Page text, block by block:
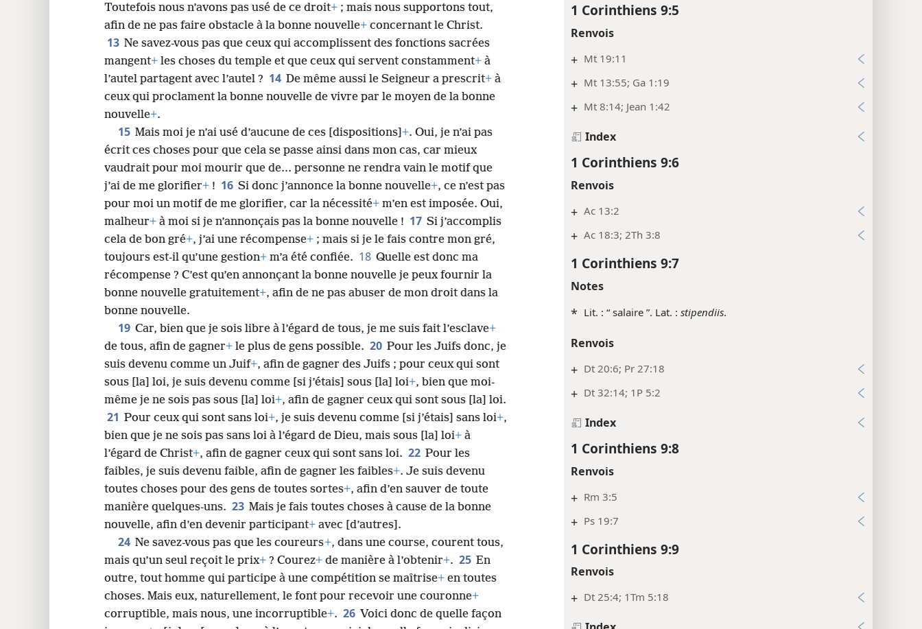
1 Corinthiens 9:5
Renvois
+ Mt 19:11
+ Mt 13:55; Ga 1:19
+ Mt 8:14; Jean 1:42
Index
1 Corinthiens 9:6
Renvois
+ Ac 13:2
+ Ac 18:3; 2Th 3:8
1 Corinthiens 9:7
Notes
* Lit. : “ salaire ”. Lat. :stipendiis.
Renvois
+ Dt 20:6; Pr 27:18
+ Dt 32:14; 1P 5:2
Index
1 Corinthiens 9:8
Renvois
+ Rm 3:5
+ Ps 19:7
1 Corinthiens 9:9
Renvois
+ Dt 25:4; 1Tm 5:18
Toutefois nous n’avons pas usé de ce droit+ ; mais nous supportons tout,
afin de ne pas faire obstacle à la bonne nouvelle+ concernant le Christ.
13 Ne savez-​vous pas que ceux qui accomplissent des fonctions sacrées
mangent+ les choses du temple et que ceux qui servent constamment+ à
l’autel partagent avec l’autel ? 14 De même aussi le Seigneur a prescrit+ à
ceux qui proclament la bonne nouvelle de vivre par le moyen de la bonne
nouvelle+.
15 Mais moi je n’ai usé d’aucune de ces [dispositions]+. Oui, je n’ai pas
écrit ces choses pour que cela se passe ainsi dans mon cas, car mieux
vaudrait pour moi mourir que de... personne ne rendra vain le motif que
j’ai de me glorifier+ ! 16 Si donc j’annonce la bonne nouvelle+, ce n’est pas
pour moi un motif de me glorifier, car la nécessité+ m’en est imposée. Oui,
malheur+ à moi si je n’annonçais pas la bonne nouvelle ! 17 Si j’accomplis
cela de bon gré+, j’ai une récompense+ ; mais si je le fais contre mon gré,
toujours est-​il qu’une gestion+ m’a été confiée. 18 Quelle est donc ma
récompense ? C’est qu’en annonçant la bonne nouvelle je peux fournir la
bonne nouvelle gratuitement+, afin de ne pas abuser de mon droit dans la
bonne nouvelle.
19 Car, bien que je sois libre à l’égard de tous, je me suis fait l’esclave+
de tous, afin de gagner+ le plus de gens possible. 20 Pour les Juifs donc, je
suis devenu comme un Juif+, afin de gagner des Juifs ; pour ceux qui sont
sous [la] loi, je suis devenu comme [si j’étais] sous [la] loi+, bien que moi-​
même je ne sois pas sous [la] loi+, afin de gagner ceux qui sont sous [la] loi.
21 Pour ceux qui sont sans loi+, je suis devenu comme [si j’étais] sans loi+,
bien que je ne sois pas sans loi à l’égard de Dieu, mais sous [la] loi+ à
l’égard de Christ+, afin de gagner ceux qui sont sans loi. 22 Pour les
faibles, je suis devenu faible, afin de gagner les faibles+. Je suis devenu
toutes choses pour des gens de toutes sortes+, afin d’en sauver de toute
manière quelques-uns. 23 Mais je fais toutes choses à cause de la bonne
nouvelle, afin d’en devenir participant+ avec [d’autres].
24 Ne savez-​vous pas que les coureurs+, dans une course, courent tous,
mais qu’un seul reçoit le prix+ ? Courez+ de manière à l’obtenir+. 25 En
outre, tout homme qui participe à une compétition se maîtrise+ en toutes
choses. Mais eux, naturellement, le font pour recevoir une couronne+
corruptible, mais nous, une incorruptible+. 26 Voici donc de quelle façon